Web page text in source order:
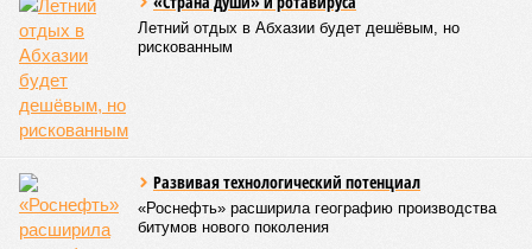
Development – банкрот, часть его структур признана
несостоятельной ещё в 2024 году, бенефициар компании
находится под следствием по ст. 200.3 УК РФ. Достройку
проблемных объектов группы – «Станции Л», «Сказочного
леса» и «В стремлении к свету», согласно информации на
сайтах Capital Group, осенью 2024 г. взяла на себя. Два из
«Станция Л», крупнейший по числу пострадавших
дольщиков (3908 квартир в пяти корпусах) – по факту
остаётся стройплощадкой без стройки. Возникает вопрос: